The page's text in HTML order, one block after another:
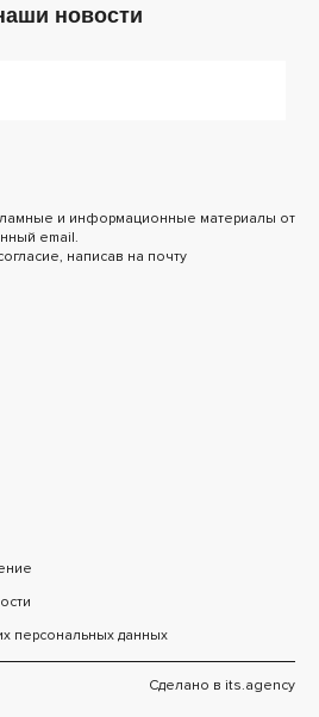
новости
и информационные материалы от
email.
написав на почту
персональных данных
Сделано в its.agency